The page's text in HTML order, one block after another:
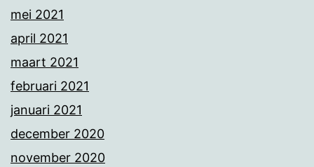
mei 2021
april 2021
maart 2021
februari 2021
januari 2021
december 2020
november 2020